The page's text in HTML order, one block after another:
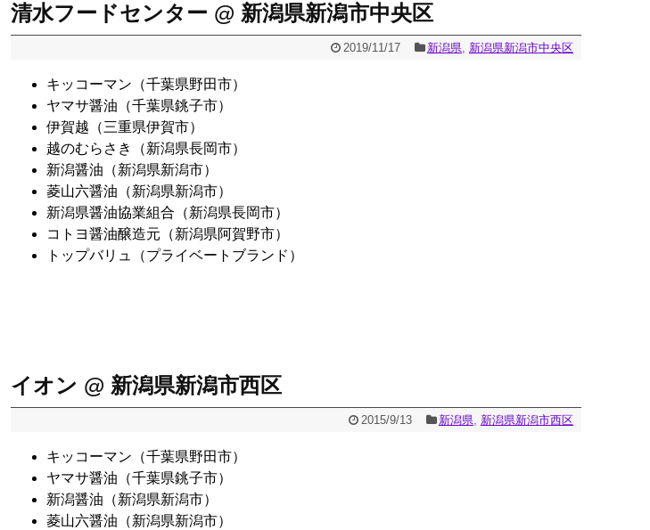
清水フードセンター @ 新潟県新潟市中央区
2019/11/17 新潟県, 新潟県新潟市中央区
キッコーマン（千葉県野田市）
ヤマサ醤油（千葉県銚子市）
伊賀越（三重県伊賀市）
越のむらさき（新潟県長岡市）
新潟醤油（新潟県新潟市）
菱山六醤油（新潟県新潟市）
新潟県醤油協業組合（新潟県長岡市）
コトヨ醤油醸造元（新潟県阿賀野市）
トップバリュ（プライベートブランド）
イオン @ 新潟県新潟市西区
2015/9/13 新潟県, 新潟県新潟市西区
キッコーマン（千葉県野田市）
ヤマサ醤油（千葉県銚子市）
新潟醤油（新潟県新潟市）
菱山六醤油（新潟県新潟市）